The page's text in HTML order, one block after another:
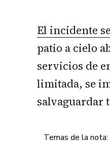
El incidente
patio a cielo
servicios de
limitada, se
salvaguardar
Temas de la nota: